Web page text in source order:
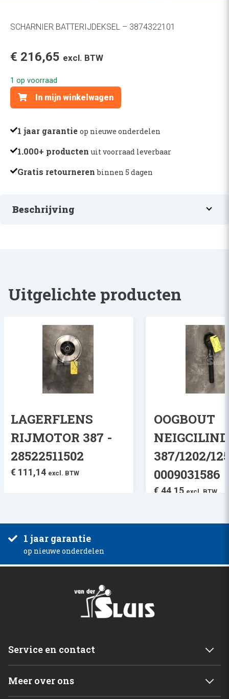
SCHARNIER BATTERIJDEKSEL – 3874322101
€ 216,65 excl. BTW
1 op voorraad
SCHARNIER
BATTERIJDEKSEL
3874322101
In mijn winkelwagen
1 jaar garantie op nieuwe onderdelen
1.000+ producten uit voorraad leverbaar
Gratis retournerenbinnen 5 dagen
Beschrijving
Uitgelichte producten
LAGERFLENS
RIJMOTOR 387 -
28522511502
€ 111,14 excl. BTW
OOGBOUT
387/1202/
0009031586
€44,15 excl. BTW
1 jaar garantie
op nieuwe onderdelen
Service en contact
Meer over ons